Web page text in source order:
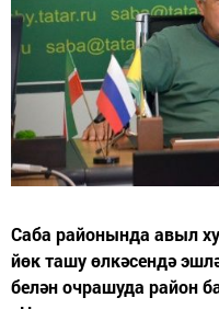
Саба районында авыл
йөк ташу өлкәсендә
белән очрашуда район